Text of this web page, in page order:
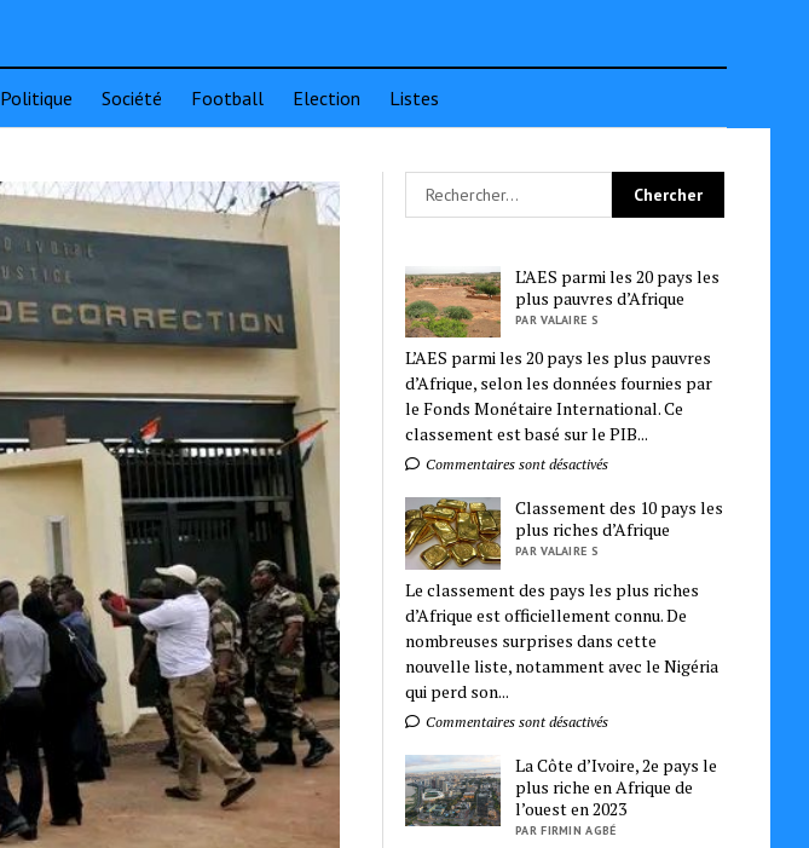
Politique Société Football Election Listes
L’AES parmi les 20 pays les
plus pauvres d’Afrique
PAR VALAIRE S
L’AES parmi les 20 pays les plus pauvres
d’Afrique, selon les données fournies par
le Fonds Monétaire International. Ce
classement est basé sur le PIB...
Commentaires sont désactivés
Classement des 10 pays les
plus riches d’Afrique
PAR VALAIRE S
Le classement des pays les plus riches
d’Afrique est officiellement connu. De
nombreuses surprises dans cette
nouvelle liste, notamment avec le Nigéria
qui perd son...
Commentaires sont désactivés
La Côte d’Ivoire, 2e pays le
plus riche en Afrique de
l’ouest en 2023
PAR FIRMIN AGBÉ